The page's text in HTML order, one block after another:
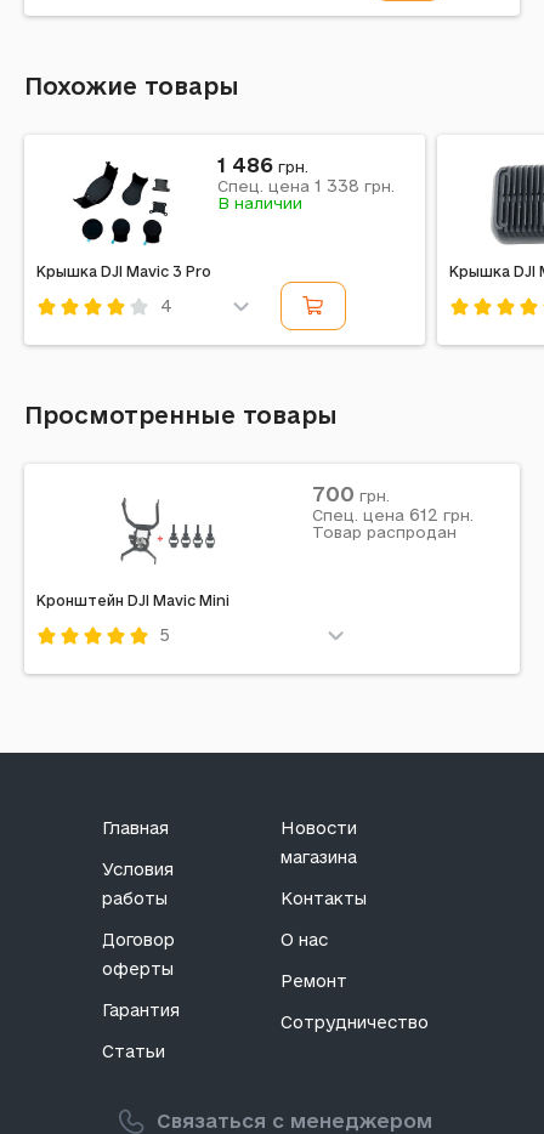
Похожие товары
Крышка DJI Mavic 3 Pro
4
1 486 грн.
Спец. цена 1 338 грн.
В наличии
Крышка DJI
Просмотренные товары
Кронштейн DJI Mavic Mini
5
700 грн.
Спец. цена 612 грн.
Товар распродан
Связаться с менеджером
Главная
Условия
работы
Договор
оферты
Гарантия
Статьи
Новости
магазина
Контакты
О нас
Ремонт
Сотрудничество